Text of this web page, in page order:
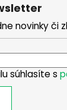
novinky či
súhlasíte s